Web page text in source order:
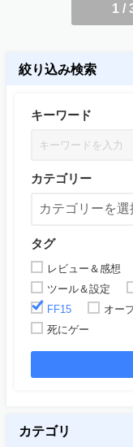
1 /
絞り込み検索
キーワード
カテゴリー
タグ
レビュー＆感想
ツール＆設定
FF15
オー
死にゲー
カテゴリ